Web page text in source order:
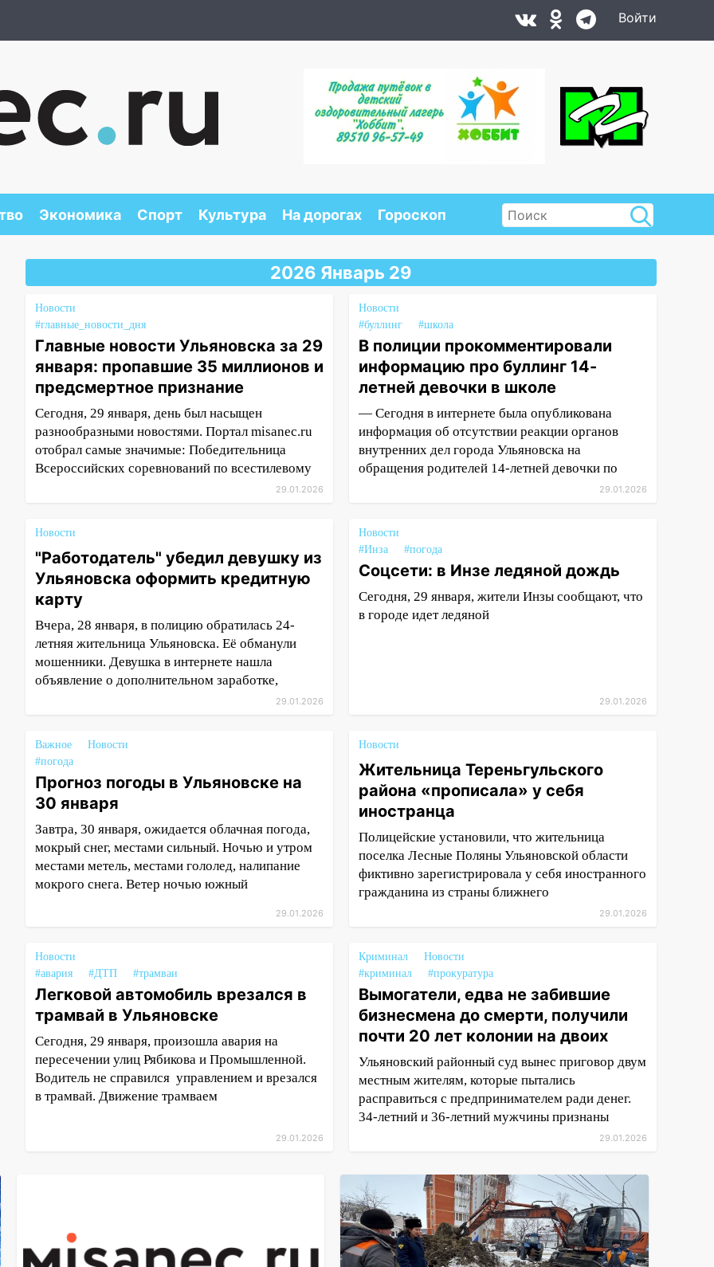
Войти
Экономика Спорт Культура На дорогах Гороскоп
2026 Январь 29
Новости
#главные_новости_дня
Главные новости Ульяновска за 29
января: пропавшие 35 миллионов и
предсмертное признание
Сегодня, 29 января, день был насыщен
разнообразными новостями. Портал misanec.ru
отобрал самые значимые: Победительница
Всероссийских соревнований по всестилевому
29.01.2026
Новости
#буллинг
#школа
В полиции прокомментировали
информацию про буллинг 14-
летней девочки в школе
— Сегодня в интернете была опубликована
информация об отсутствии реакции органов
внутренних дел города Ульяновска на
обращения родителей 14-летней девочки по
29.01.2026
Новости
"Работодатель" убедил девушку из
Ульяновска оформить кредитную
карту
Вчера, 28 января, в полицию обратилась 24-
летняя жительница Ульяновска. Её обманули
мошенники. Девушка в интернете нашла
объявление о дополнительном заработке,
29.01.2026
Новости
#Инза
#погода
Соцсети: в Инзе ледяной дождь
Сегодня, 29 января, жители Инзы сообщают, что
в городе идет ледяной
29.01.2026
Важное
Новости
#погода
Прогноз погоды в Ульяновске на
30 января
Завтра, 30 января, ожидается облачная погода,
мокрый снег, местами сильный. Ночью и утром
местами метель, местами гололед, налипание
мокрого снега. Ветер ночью южный
29.01.2026
Новости
Жительница Тереньгульского
района «прописала» у себя
иностранца
Полицейские установили, что жительница
поселка Лесные Поляны Ульяновской области
фиктивно зарегистрировала у себя иностранного
гражданина из страны ближнего
29.01.2026
Новости
#авария
#ДТП #трамваи
Легковой автомобиль врезался в
трамвай в Ульяновске
Сегодня, 29 января, произошла авария на
пересечении улиц Рябикова и Промышленной.
Водитель не справился управлением и врезался
в трамвай. Движение трамваем
29.01.2026
Криминал
Новости
#криминал
#прокуратура
Вымогатели, едва не забившие
бизнесмена до смерти, получили
почти 20 лет колонии на двоих
Ульяновский районный суд вынес приговор двум
местным жителям, которые пытались
расправиться с предпринимателем ради денег.
34-летний и 36-летний мужчины признаны
29.01.2026